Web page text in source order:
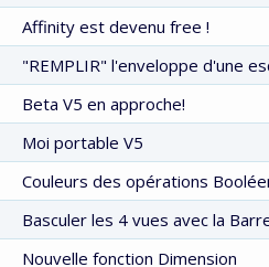
Affinity est devenu free !
"REMPLIR" l'enveloppe d'une
Beta V5 en approche!
Moi portable V5
Couleurs des opérations
Basculer les 4 vues avec la
Nouvelle fonction Dimension